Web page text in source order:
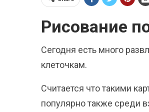
Рисование
Сегодня есть много
клеточкам.
Считается что такими
популярно также среди